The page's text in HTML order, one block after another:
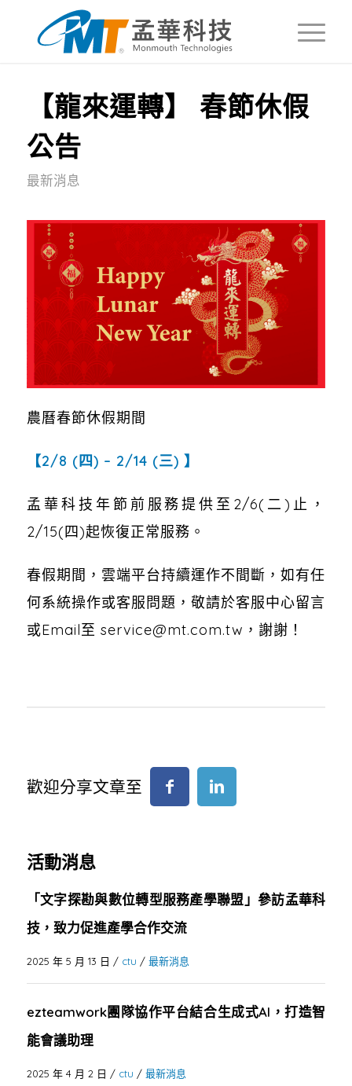
【龍來運轉】 春節休假
公告
最新消息
農曆春節休假期間
【2/8 (四) – 2/14 (三) 】
孟華科技年節前服務提供至2/6(二)止，
2/15(四)起恢復正常服務。
春假期間，雲端平台持續運作不間斷，如有任
何系統操作或客服問題，敬請於客服中心留言
或Email至 service@mt.com.tw，謝謝！
歡迎分享文章至
活動消息
「文字探勘與數位轉型服務產學聯盟」參訪孟華科
技，致力促進產學合作交流
2025 年 5 月 13 日 / ctu / 最新消息
ezteamwork團隊協作平台結合生成式AI，打造智
能會議助理
2025 年 4 月 2 日 / ctu / 最新消息